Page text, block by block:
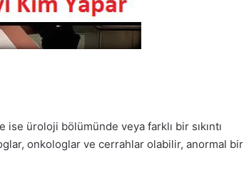
üroloji bölümünde veya farklı bir sıkıntı
onkologlar ve cerrahlar olabilir, anormal bir